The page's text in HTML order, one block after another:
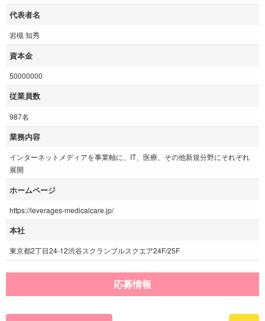
代表者名
岩槻 知秀
資本金
50000000
従業員数
987名
業務内容
インターネットメディアを事業軸に、IT、医療、その他新規分野にそれぞれ
展開
ホームページ
https://leverages-medicalcare.jp/
本社
東京都2丁目24-12渋谷スクランブルスクエア24F/25F
応募情報